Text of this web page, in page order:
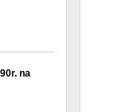
na